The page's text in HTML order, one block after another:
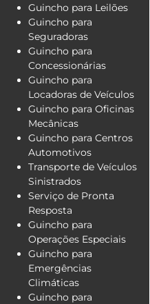
Guincho para Leilões
Guincho para
Seguradoras
Guincho para
Concessionárias
Guincho para
Locadoras de Veículos
Guincho para Oficinas
Mecânicas
Guincho para Centros
Automotivos
Transporte de Veículos
Sinistrados
Serviço de Pronta
Resposta
Guincho para
Operações Especiais
Guincho para
Emergências
Climáticas
Guincho para